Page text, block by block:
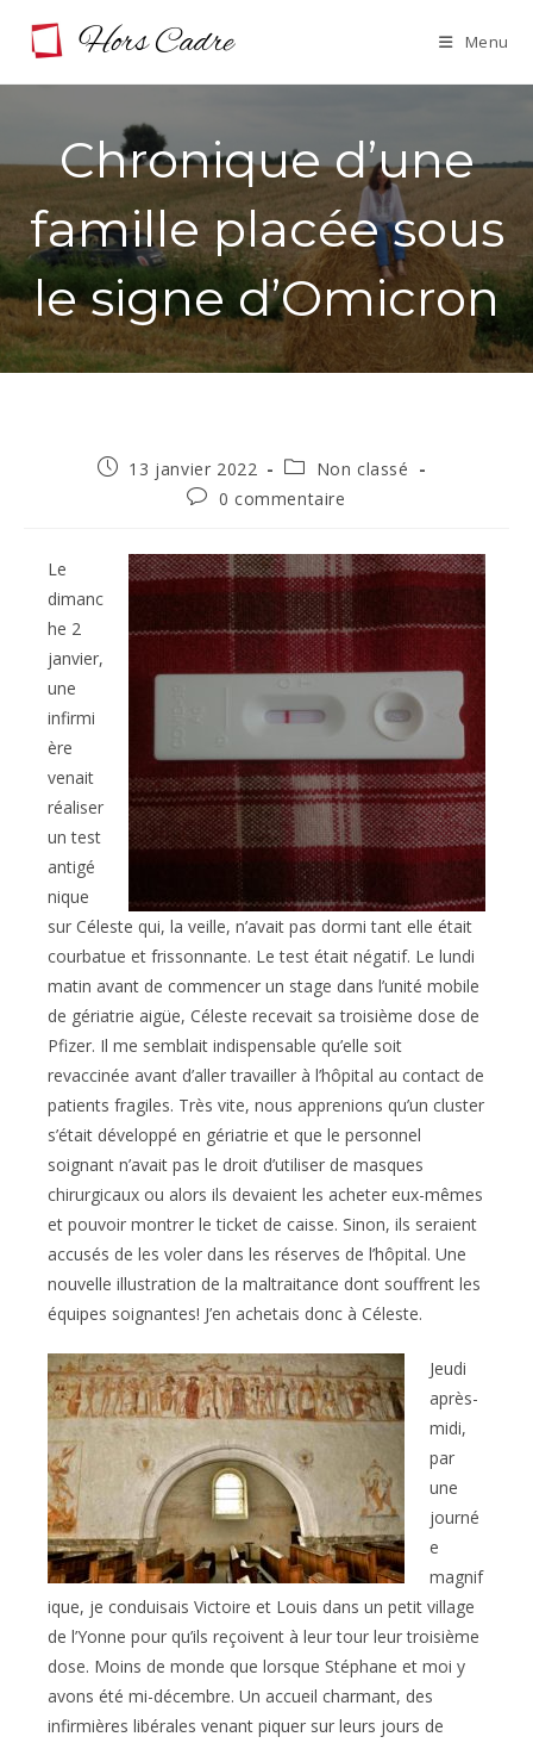
Menu
Chronique d’une
famille placée sous
le signe d’Omicron
Publication
13 janvier 2022
Post
category:
Non classé
Commentaires
publication :
0 commentaire
Le
dimanc
he 2
janvier,
une
infirmi
ère
venait
réaliser
un test
antigé
nique
sur Céleste qui, la veille, n’avait pas dormi tant elle était
courbatue et frissonnante. Le test était négatif. Le lundi
matin avant de commencer un stage dans l’unité mobile
de gériatrie aigüe, Céleste recevait sa troisième dose de
Pfizer. Il me semblait indispensable qu’elle soit
revaccinée avant d’aller travailler à l’hôpital au contact de
patients fragiles. Très vite, nous apprenions qu’un cluster
s’était développé en gériatrie et que le personnel
soignant n’avait pas le droit d’utiliser de masques
chirurgicaux ou alors ils devaient les acheter eux-mêmes
et pouvoir montrer le ticket de caisse. Sinon, ils seraient
accusés de les voler dans les réserves de l’hôpital. Une
nouvelle illustration de la maltraitance dont souffrent les
équipes soignantes! J’en achetais donc à Céleste.
Jeudi
après-
midi,
par
une
journé
e
magnif
ique, je conduisais Victoire et Louis dans un petit village
de l’Yonne pour qu’ils reçoivent à leur tour leur troisième
dose. Moins de monde que lorsque Stéphane et moi y
avons été mi-décembre. Un accueil charmant, des
infirmières libérales venant piquer sur leurs jours de